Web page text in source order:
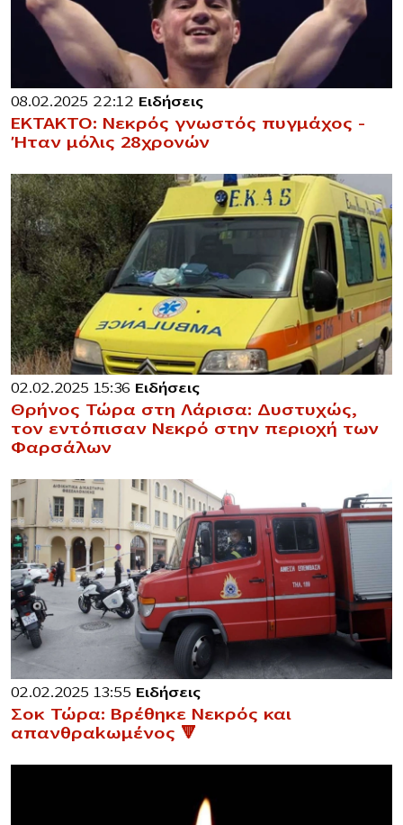
08.02.2025 22:12 Ειδήσεις
ΕΚΤΑΚΤΟ: Νεκρός γνωστός πυγμάχος –
Ήταν μόλις 28χρονών
02.02.2025 15:36 Ειδήσεις
Θρήνος Τώρα στη Λάρισα: Δυστυχώς,
τον εντόπισαν Νεκρό στην περιοχή των
Φαρσάλων
02.02.2025 13:55 Ειδήσεις
Σοκ Τώρα: Βρέθηκε Νεκρός και
απανθραkωμένος 🔻